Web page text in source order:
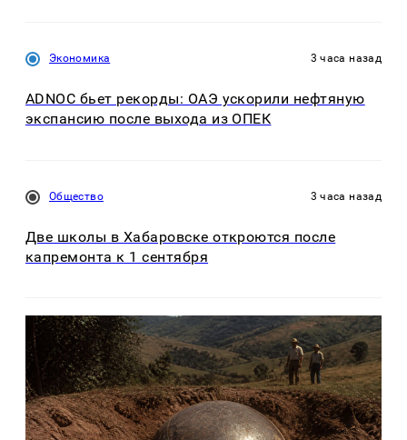
Экономика 3 часа назад
ADNOC бьет рекорды: ОАЭ ускорили нефтяную
экспансию после выхода из ОПЕК
Общество 3 часа назад
Две школы в Хабаровске откроются после
капремонта к 1 сентября